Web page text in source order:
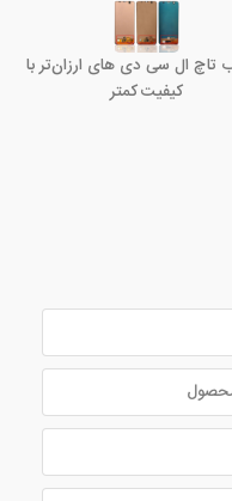
تاچ ال سی دی های ارزان‌تر با
کیفیت کمتر